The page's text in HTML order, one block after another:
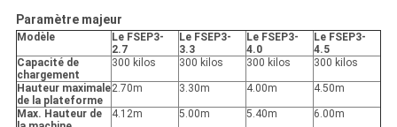
Paramètre majeur
Modèle
Le FSEP3-
2.7
Le FSEP3-
3.3
Le FSEP3-
4.0
Le FSEP3-
4.5
Capacité de
chargement
300 kilos 300 kilos 300 kilos 300 kilos
Hauteur maximale
de la plateforme
2.70m 3.30m 4.00m 4.50m
Max. Hauteur de
4.12m 5.00m 5.40m 6.00m